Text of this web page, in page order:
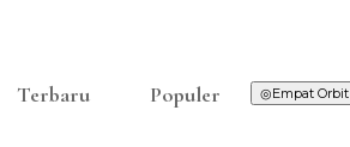
Terbaru Populer ◎Empat Orbit